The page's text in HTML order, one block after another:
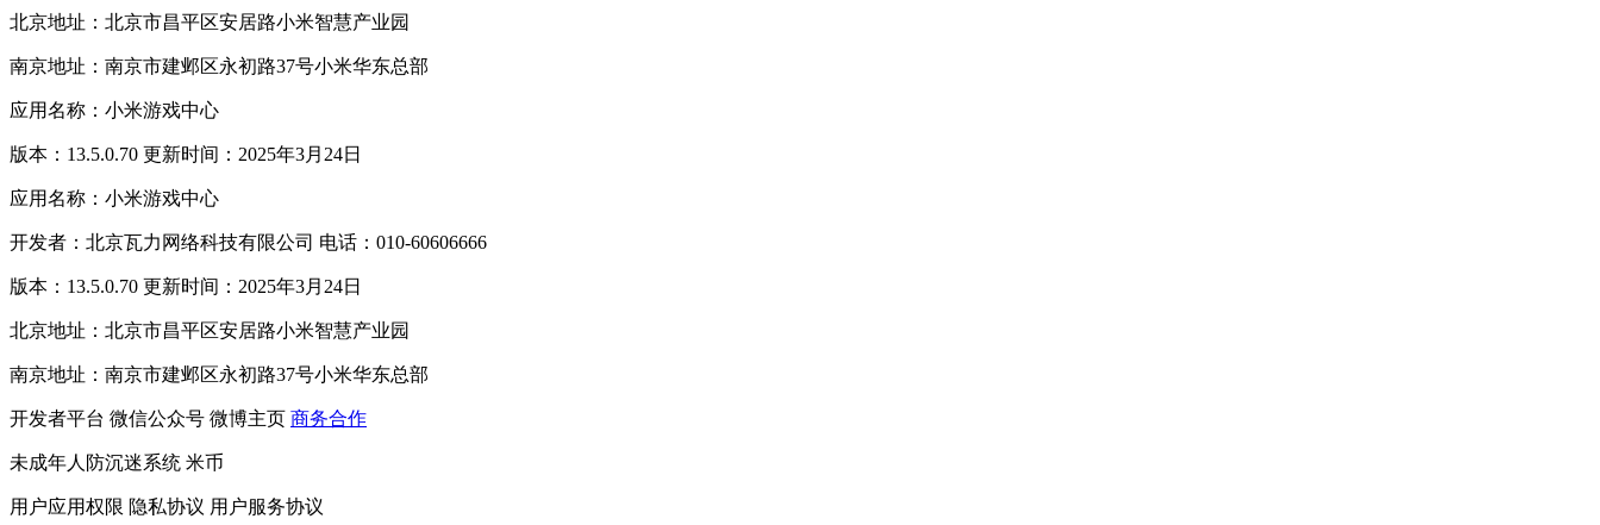
北京地址：北京市昌平区安居路小米智慧产业园
南京地址：南京市建邺区永初路37号小米华东总部
应用名称：小米游戏中心
版本：13.5.0.70 更新时间：2025年3月24日
应用名称：小米游戏中心
开发者：北京瓦力网络科技有限公司 电话：010-60606666
版本：13.5.0.70 更新时间：2025年3月24日
北京地址：北京市昌平区安居路小米智慧产业园
南京地址：南京市建邺区永初路37号小米华东总部
开发者平台 微信公众号 微博主页 商务合作
未成年人防沉迷系统 米币
用户应用权限 隐私协议 用户服务协议